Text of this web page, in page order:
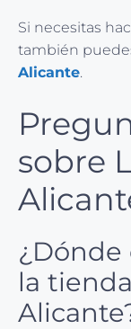
Si necesitas
también
Alicante.
sobre
¿Dónde
la